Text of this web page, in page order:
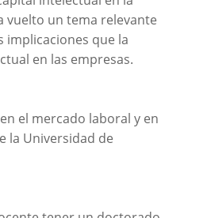
vuelto un tema relevante
implicaciones que la
en las empresas.
el mercado laboral y en
la Universidad de